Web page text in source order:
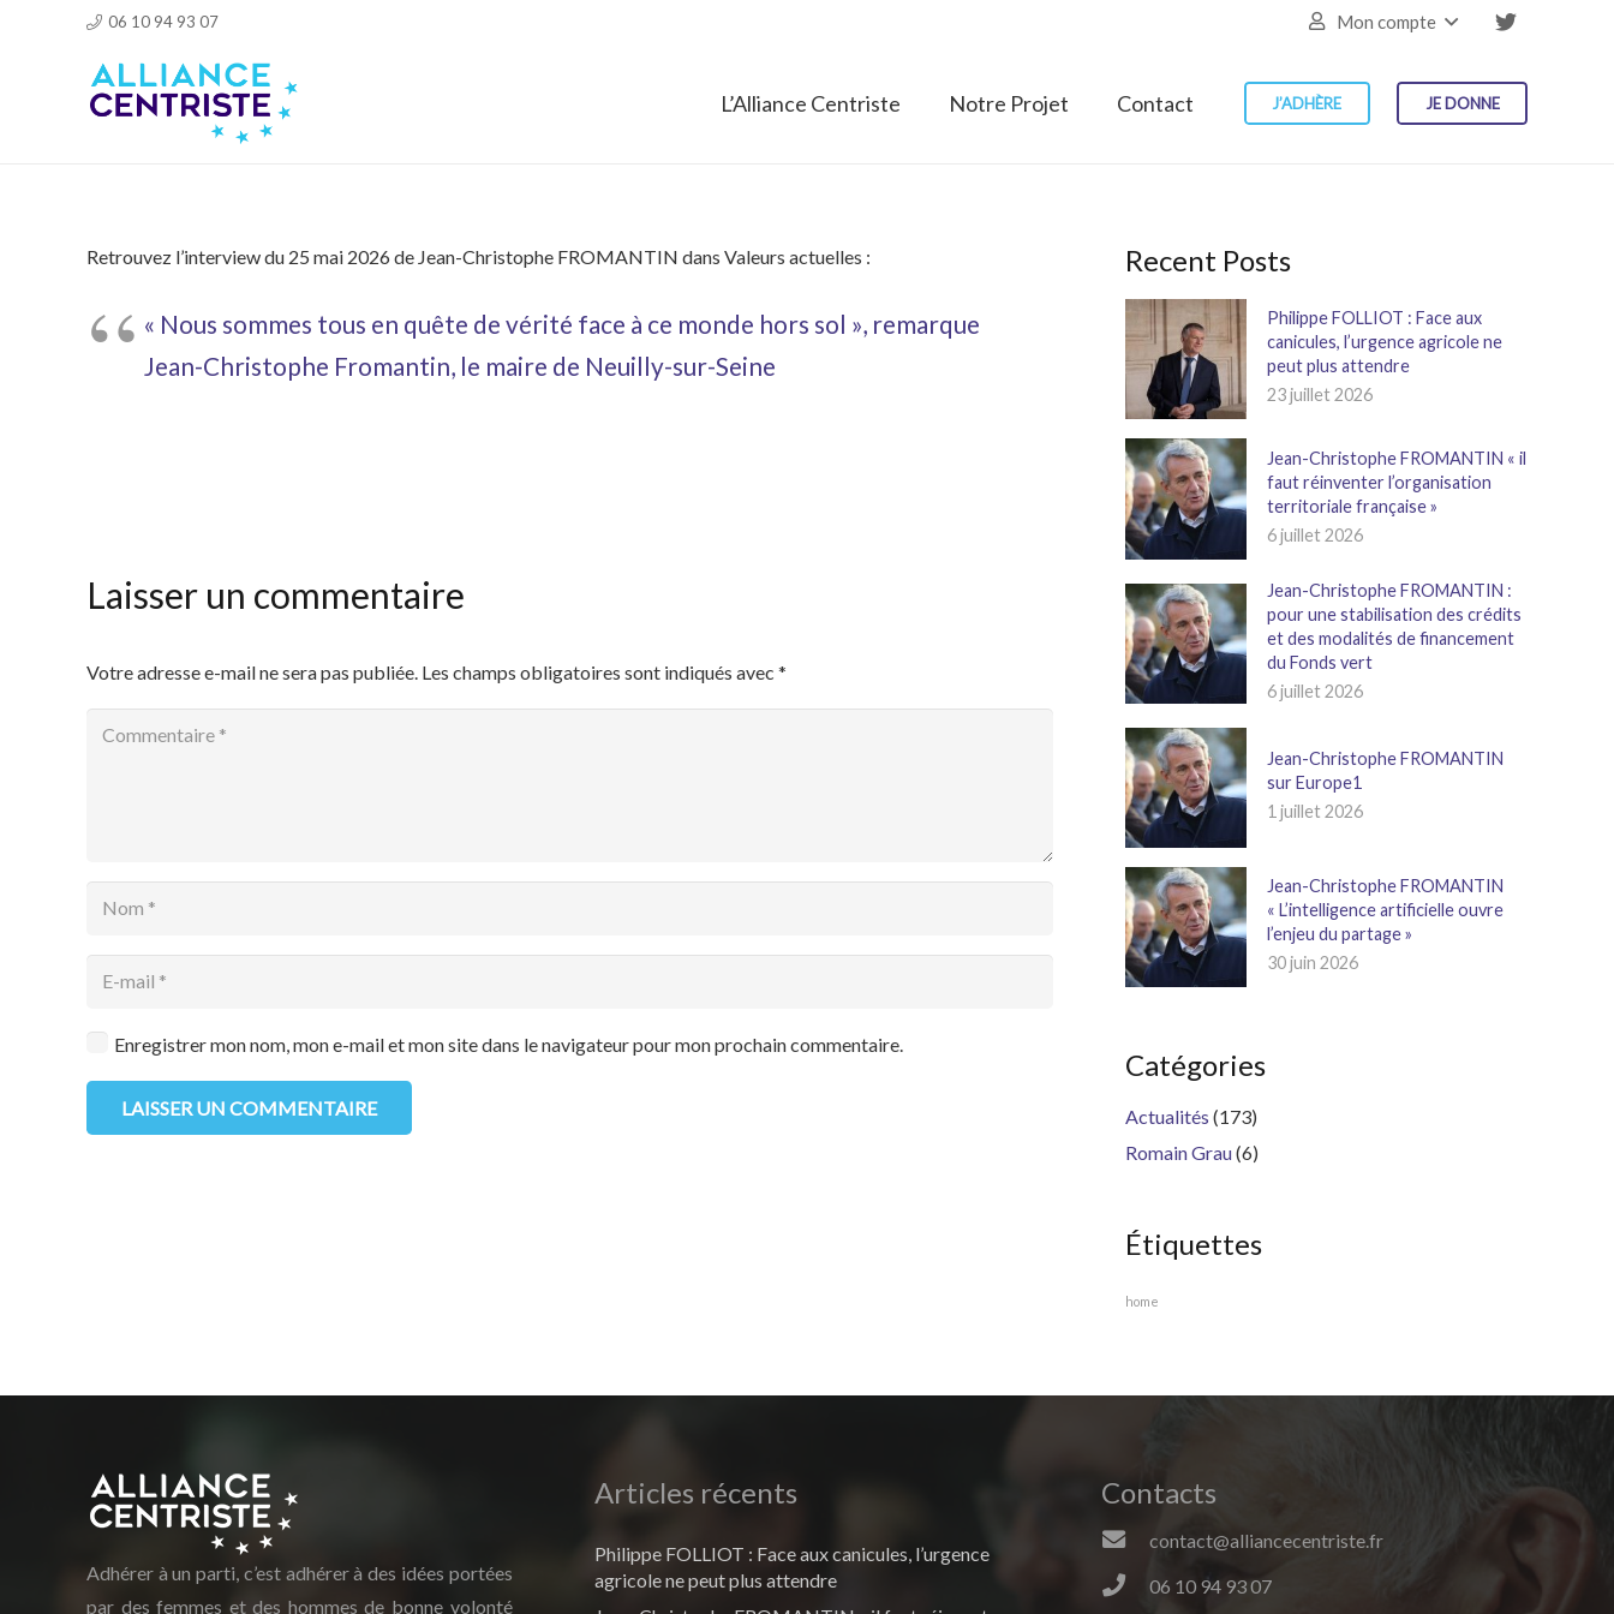
06 10 94 93 07 Mon compte
L’Alliance Centriste Notre Projet Contact J’ADHÈRE JE DONNE
Retrouvez l’interview du 25 mai 2026 de Jean-Christophe FROMANTIN dans Valeurs actuelles :
« Nous sommes tous en quête de vérité face à ce monde hors sol », remarque
Jean-Christophe Fromantin, le maire de Neuilly-sur-Seine
Laisser un commentaire
Votre adresse e-mail ne sera pas publiée. Les champs obligatoires sont indiqués avec *
Enregistrer mon nom, mon e-mail et mon site dans le navigateur pour mon prochain commentaire.
LAISSER UN COMMENTAIRE
Recent Posts
Philippe FOLLIOT : Face aux
canicules, l’urgence agricole ne
peut plus attendre
23 juillet 2026
Jean-Christophe FROMANTIN « il
faut réinventer l’organisation
territoriale française »
6 juillet 2026
Jean-Christophe FROMANTIN :
pour une stabilisation des crédits
et des modalités de financement
du Fonds vert
6 juillet 2026
Jean-Christophe FROMANTIN
sur Europe1
1 juillet 2026
Jean-Christophe FROMANTIN
« L’intelligence artificielle ouvre
l’enjeu du partage »
30 juin 2026
Catégories
Actualités (173)
Romain Grau(6)
Étiquettes
home
Adhérer à un parti, c’est adhérer à des idées portées
par des femmes et des hommes de bonne volonté
Articles récents
Philippe FOLLIOT : Face aux canicules, l’urgence
agricole ne peut plus attendre
Contacts
contact@alliancecentriste.fr
06 10 94 93 07